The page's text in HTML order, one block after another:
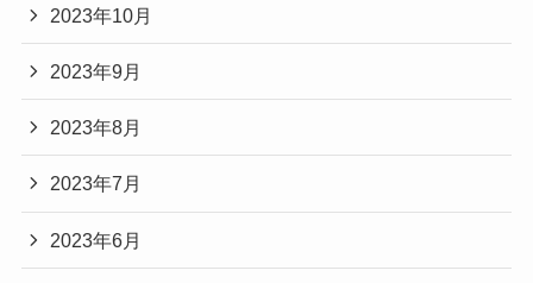
2023年10月
2023年9月
2023年8月
2023年7月
2023年6月